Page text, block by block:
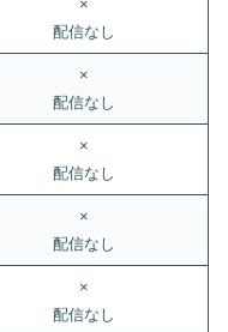
×
配信なし
×
配信なし
×
配信なし
×
配信なし
×
配信なし